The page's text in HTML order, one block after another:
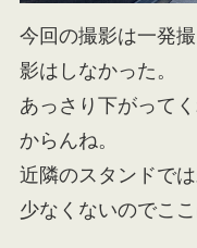
今回の撮影は一発
影はしなかった。
あっさり下がって
からんね。
近隣のスタンドで
少なくないのでこ